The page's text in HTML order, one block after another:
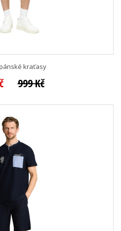
kraťasy
999 Kč